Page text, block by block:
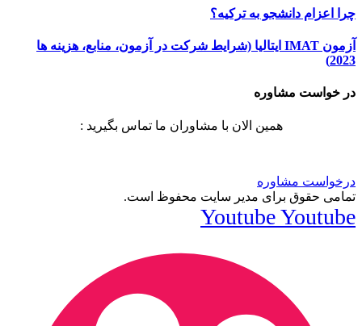
چرا اعزام دانشجو به ترکیه؟
آزمون IMAT ایتالیا (شرایط شرکت در آزمون، منابع، هزینه ها
2023)
در خواست مشاوره
همین الان با مشاوران ما تماس بگیرید :
درخواست مشاوره
تمامی حقوق برای مدیر سایت محفوظ است.
YoutubeYoutube